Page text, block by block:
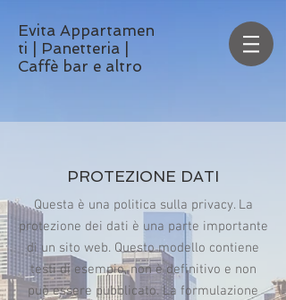
Evita Appartamen
ti | Panetteria |
Caffè bar e altro
PROTEZIONE DATI
Questa è una politica sulla privacy. La
protezione dei dati è una parte importante
di un sito web. Questo modello contiene
testi di esempio, non è definitivo e non
può essere pubblicato. La formulazione